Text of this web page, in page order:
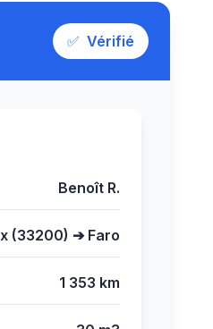
✅ Vérifié
Benoît R.
(33200) ➔ Faro
1 353 km